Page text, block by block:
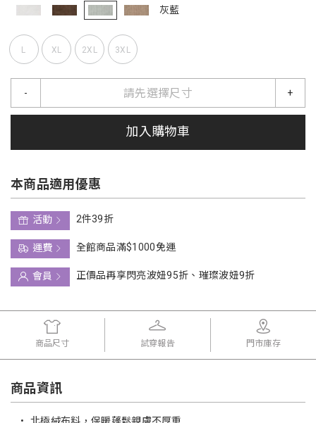
灰藍
L XL 2XL 3XL
請先選擇尺寸
- +
加入購物車
本商品適用優惠
活動
2件39折
運費
全館商品滿$1000免運
會員
正價品再享閃亮波妞95折、璀璨波妞9折
商品尺寸 試穿報告 門市庫存
商品資訊